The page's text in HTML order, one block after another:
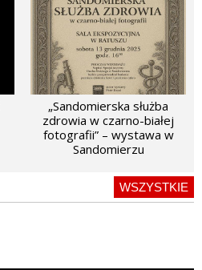
„Sandomierska służba
zdrowia w czarno-białej
fotografii” – wystawa w
Sandomierzu
WSZYSTKIE